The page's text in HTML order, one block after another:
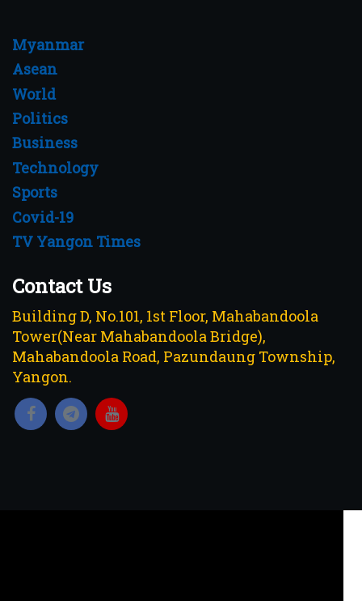
Myanmar
Asean
World
Politics
Business
Technology
Sports
Covid-19
TV Yangon Times
Contact Us
Building D, No.101, 1st Floor, Mahabandoola
Tower(Near Mahabandoola Bridge),
Mahabandoola Road, Pazundaung Township,
Yangon.